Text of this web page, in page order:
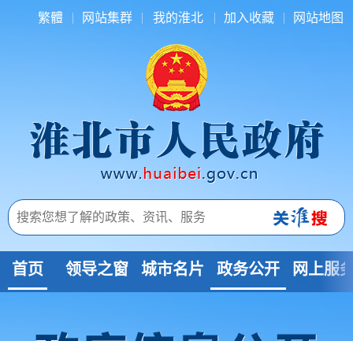
繁體 网站集群 我的淮北 加入收藏 网站地图
首页 领导之窗 城市名片 政务公开 网上服